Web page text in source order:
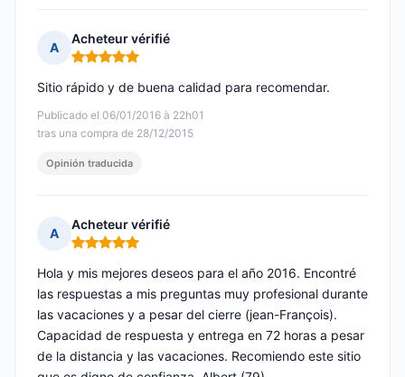
A
Acheteur vérifié
Nota: 5 de 5
Publicado el 06/01/2016 à 22h01
tras una compra de 28/12/2015
Sitio rápido y de buena calidad para recomendar.
Opinión traducida
A
Acheteur vérifié
Nota: 5 de 5
Hola y mis mejores deseos para el año 2016. Encontré
las respuestas a mis preguntas muy profesional durante
las vacaciones y a pesar del cierre (jean-François).
Capacidad de respuesta y entrega en 72 horas a pesar
de la distancia y las vacaciones. Recomiendo este sitio